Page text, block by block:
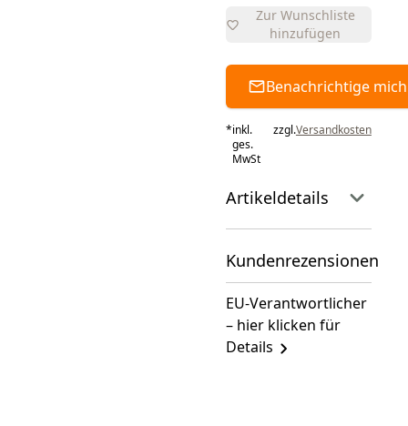
Zur Wunschliste
hinzufügen
Benachrichtige mich
*inkl.
ges.
MwSt
zzgl.Versandkosten
Artikeldetails
Kundenrezensionen
EU-Verantwortlicher
– hier klicken für
Details